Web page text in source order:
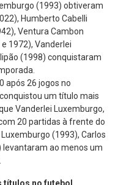
(1993) obtiveram
Humberto Cabelli
Ventura Cambon
1972), Vanderlei
(1998) conquistaram
após 26 jogos no
um título mais
Vanderlei Luxemburgo,
20 partidas à frente do
(1993), Carlos
levantaram ao menos um